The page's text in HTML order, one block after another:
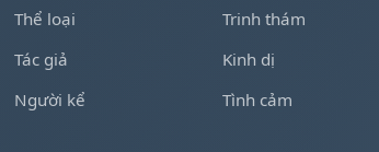
Thể loại
Tác giả
Người kể
Trinh thám
Kinh dị
Tình cảm